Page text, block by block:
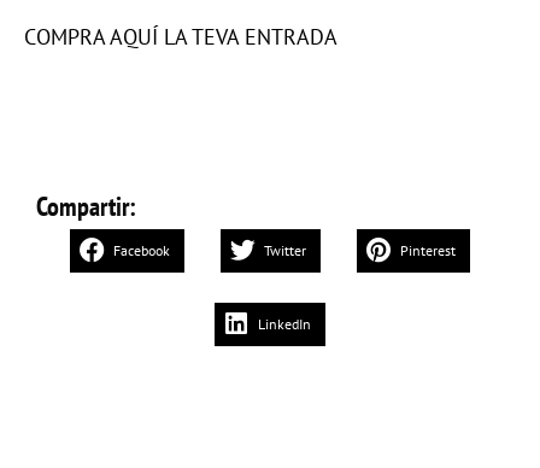
COMPRA AQUÍ LA TEVA ENTRADA
Compartir:
Facebook Twitter Pinterest
LinkedIn